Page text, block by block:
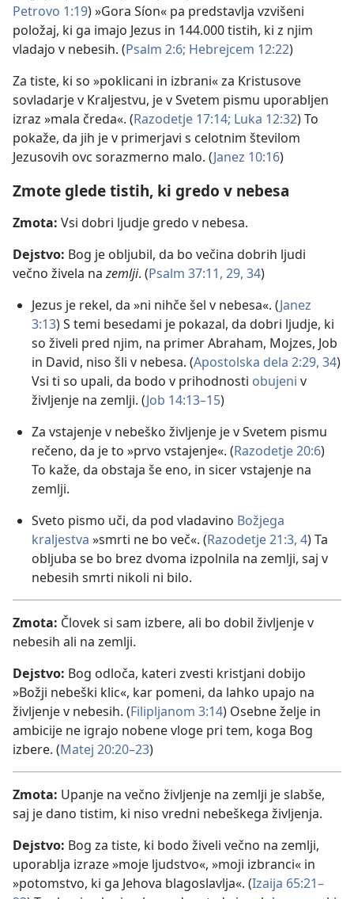
Petrovo 1:19) »Gora Síon« pa predstavlja vzvišeni
položaj, ki ga imajo Jezus in 144.000 tistih, ki z njim
vladajo v nebesih. (Psalm 2:6; Hebrejcem 12:22)
Za tiste, ki so »poklicani in izbrani« za Kristusove
sovladarje v Kraljestvu, je v Svetem pismu uporabljen
izraz »mala čreda«. (Razodetje 17:14; Luka 12:32) To
pokaže, da jih je v primerjavi s celotnim številom
Jezusovih ovc sorazmerno malo. (Janez 10:16)
Zmote glede tistih, ki gredo v nebesa
Zmota: Vsi dobri ljudje gredo v nebesa.
Dejstvo: Bog je obljubil, da bo večina dobrih ljudi
večno živela nazemlji. (Psalm 37:11, 29, 34)
Jezus je rekel, da »ni nihče šel v nebesa«. (Janez
3:13) S temi besedami je pokazal, da dobri ljudje, ki
so živeli pred njim, na primer Abraham, Mojzes, Job
in David, niso šli v nebesa. (Apostolska dela 2:29, 34)
Vsi ti so upali, da bodo v prihodnosti obujeni v
življenje na zemlji. (Job 14:13–15)
Za vstajenje v nebeško življenje je v Svetem pismu
rečeno, da je to »prvo vstajenje«. (Razodetje 20:6)
To kaže, da obstaja še eno, in sicer vstajenje na
zemlji.
Sveto pismo uči, da pod vladavino Božjega
kraljestva »smrti ne bo več«. (Razodetje 21:3, 4) Ta
obljuba se bo brez dvoma izpolnila na zemlji, saj v
nebesih smrti nikoli ni bilo.
Zmota: Človek si sam izbere, ali bo dobil življenje v
nebesih ali na zemlji.
Dejstvo: Bog odloča, kateri zvesti kristjani dobijo
»Božji nebeški klic«, kar pomeni, da lahko upajo na
življenje v nebesih. (Filipljanom 3:14) Osebne želje in
ambicije ne igrajo nobene vloge pri tem, koga Bog
izbere. (Matej 20:20–23)
Zmota: Upanje na večno življenje na zemlji je slabše,
saj je dano tistim, ki niso vredni nebeškega življenja.
Dejstvo: Bog za tiste, ki bodo živeli večno na zemlji,
uporablja izraze »moje ljudstvo«, »moji izbranci« in
»potomstvo, ki ga Jehova blagoslavlja«. (Izaija 65:21–